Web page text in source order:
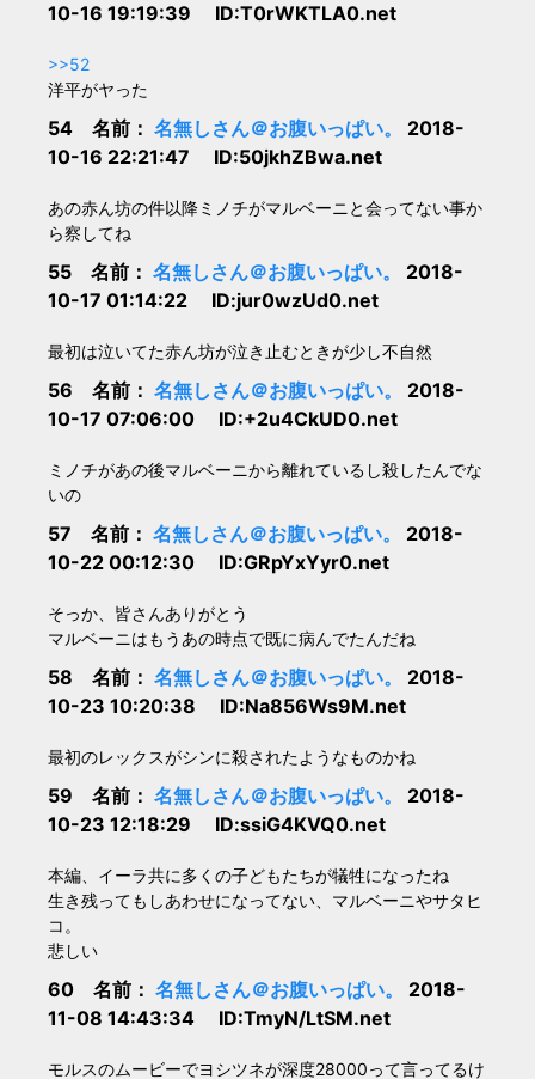
10-16 19:19:39 ID:T0rWKTLA0.net
>>52
洋平がヤった
54 名前： 名無しさん＠お腹いっぱい。 2018-
10-16 22:21:47 ID:50jkhZBwa.net
あの赤ん坊の件以降ミノチがマルベーニと会ってない事か
ら察してね
55 名前： 名無しさん＠お腹いっぱい。 2018-
10-17 01:14:22 ID:jur0wzUd0.net
最初は泣いてた赤ん坊が泣き止むときが少し不自然
56 名前： 名無しさん＠お腹いっぱい。 2018-
10-17 07:06:00 ID:+2u4CkUD0.net
ミノチがあの後マルベーニから離れているし殺したんでな
いの
57 名前： 名無しさん＠お腹いっぱい。 2018-
10-22 00:12:30 ID:GRpYxYyr0.net
そっか、皆さんありがとう
マルベーニはもうあの時点で既に病んでたんだね
58 名前： 名無しさん＠お腹いっぱい。 2018-
10-23 10:20:38 ID:Na856Ws9M.net
最初のレックスがシンに殺されたようなものかね
59 名前： 名無しさん＠お腹いっぱい。 2018-
10-23 12:18:29 ID:ssiG4KVQ0.net
本編、イーラ共に多くの子どもたちが犠牲になったね
生き残ってもしあわせになってない、マルベーニやサタヒ
コ。
悲しい
60 名前： 名無しさん＠お腹いっぱい。 2018-
11-08 14:43:34 ID:TmyN/LtSM.net
モルスのムービーでヨシツネが深度28000って言ってるけ